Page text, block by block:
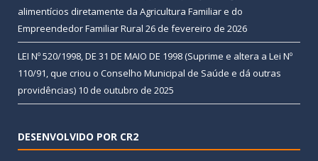
alimentícios diretamente da Agricultura Familiar e do
Empreendedor Familiar Rural 26 de fevereiro de 2026
LEI Nº 520/1998, DE 31 DE MAIO DE 1998 (Suprime e altera a Lei Nº
110/91, que criou o Conselho Municipal de Saúde e dá outras
providências) 10 de outubro de 2025
DESENVOLVIDO POR CR2